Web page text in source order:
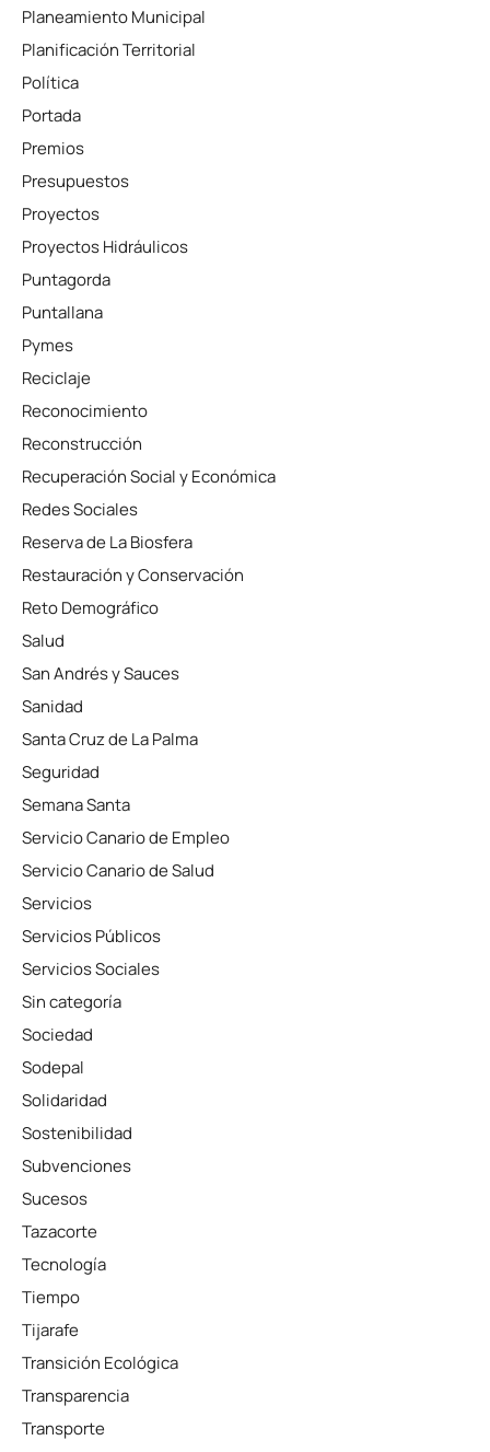
Planeamiento Municipal
Planificación Territorial
Política
Portada
Premios
Presupuestos
Proyectos
Proyectos Hidráulicos
Puntagorda
Puntallana
Pymes
Reciclaje
Reconocimiento
Reconstrucción
Recuperación Social y Económica
Redes Sociales
Reserva de La Biosfera
Restauración y Conservación
Reto Demográfico
Salud
San Andrés y Sauces
Sanidad
Santa Cruz de La Palma
Seguridad
Semana Santa
Servicio Canario de Empleo
Servicio Canario de Salud
Servicios
Servicios Públicos
Servicios Sociales
Sin categoría
Sociedad
Sodepal
Solidaridad
Sostenibilidad
Subvenciones
Sucesos
Tazacorte
Tecnología
Tiempo
Tijarafe
Transición Ecológica
Transparencia
Transporte